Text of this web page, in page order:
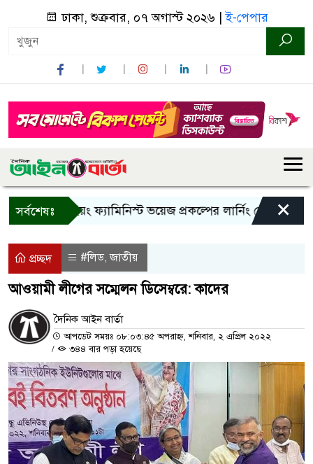
ঢাকা, শুক্রবার, ০৭ অগাস্ট ২০২৬ |ই-পেপার
সর্বশেষঃইয়ং ফ্যামিনিস্ট ভয়েজ প্রকল্পের লার্নিং শেয়ারিং×
প্রচ্ছদ #লিড,জাতীয়
আওয়ামী লীগের সম্মেলন ডিসেম্বরে: কাদের
দৈনিক আইন বার্তা
আপডেট সময়ঃ ০৮:০৩:৪৫ অপরাহ্ন, শনিবার, ২ এপ্রিল ২০২২
/
৩৪৪ বার পড়া হয়েছে